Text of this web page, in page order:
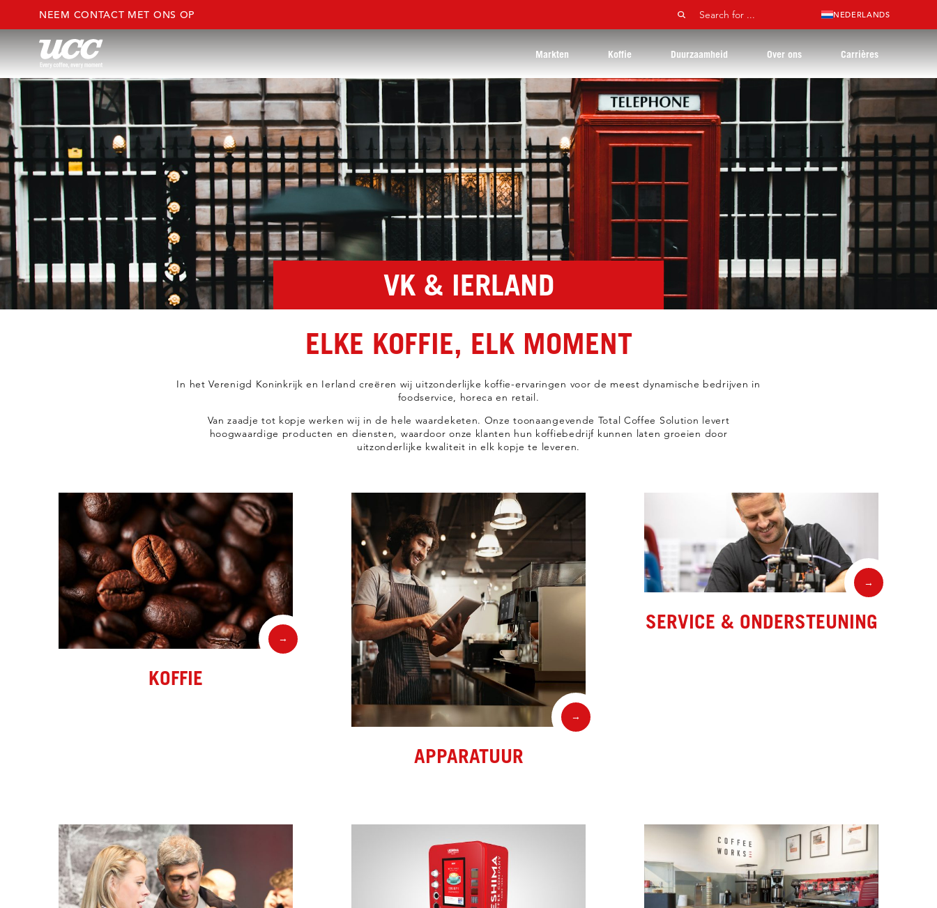
NEEM CONTACT MET ONS OP NEDERLANDS
Markten Koffie Duurzaamheid Over ons Carrières
VK & IERLAND
ELKE KOFFIE, ELK MOMENT
In het Verenigd Koninkrijk en Ierland creëren wij uitzonderlijke koffie-ervaringen voor de meest dynamische bedrijven in
foodservice, horeca en retail.
Van zaadje tot kopje werken wij in de hele waardeketen. Onze toonaangevende Total Coffee Solution levert
hoogwaardige producten en diensten, waardoor onze klanten hun koffiebedrijf kunnen laten groeien door
uitzonderlijke kwaliteit in elk kopje te leveren.
→
KOFFIE
→
APPARATUUR
→
SERVICE & ONDERSTEUNING